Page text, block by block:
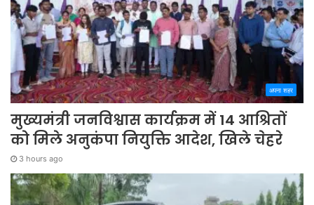
अपना शहर
मुख्यमंत्री जनविश्वास कार्यक्रम में 14 आश्रितों
को मिले अनुकंपा नियुक्ति आदेश, खिले चेहरे
3 hours ago